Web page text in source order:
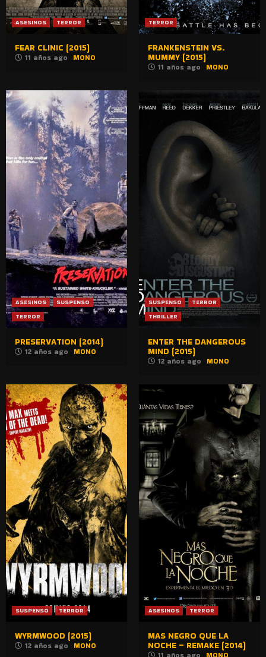
ASESINOS TERROR
FEAR CLINIC (2015)
11 años ago MONO
TERROR
FRANKENSTEIN VS.
MUMMY (2015)
11 años ago MONO
ASESINOS
SUSPENSO
TERROR
PRESERVATION (2014)
12 años ago MONO
SUSPENSO
TERROR
THRILLER
ENTER THE DANGEROUS
MIND (2015)
12 años ago MONO
SUSPENSO TERROR
WYRMWOOD (2015)
12 años ago MONO
ASESINOS TERROR
MAS NEGRO QUE LA
NOCHE – REMAKE (2014)
11 años ago MONO